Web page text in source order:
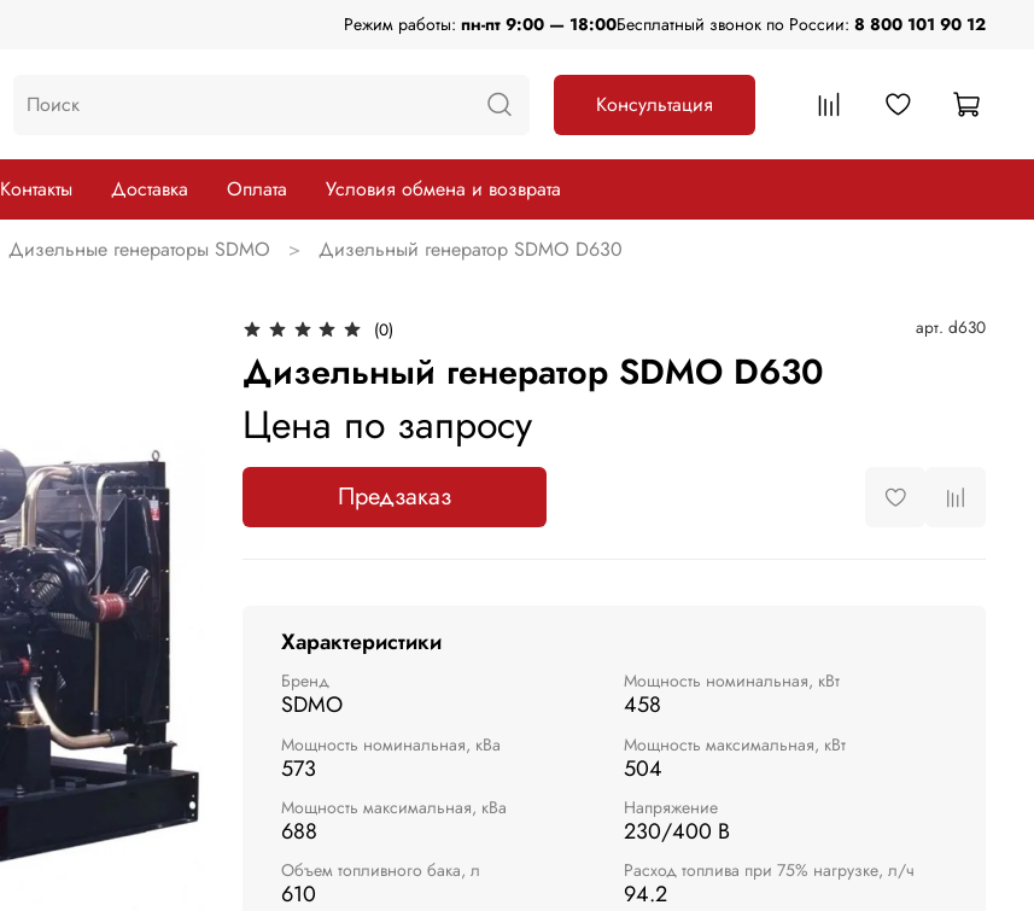
Режим работы: пн-пт 9:00 — 18:00Бесплатный звонок по России: 8 800 101 90 12
Консультация
Контакты Доставка Оплата Условия обмена и возврата
Дизельные генераторы SDMO Дизельный генератор SDMO D630
(0) арт. d630
Дизельный генератор SDMO D630
Цена по запросу
Предзаказ
Характеристики
Бренд
SDMO
Мощность номинальная, кВт
458
Мощность номинальная, кВа
573
Мощность максимальная, кВт
504
Мощность максимальная, кВа
688
Напряжение
230/400 В
Объем топливного бака, л
610
Расход топлива при 75% нагрузке, л/ч
94.2